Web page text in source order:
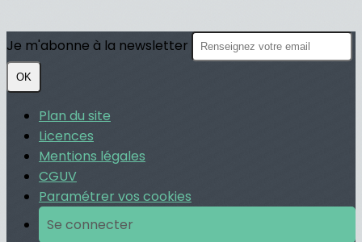
Je m'abonne à la newsletter
OK
Plan du site
Licences
Mentions légales
CGUV
Paramétrer vos cookies
Se connecter